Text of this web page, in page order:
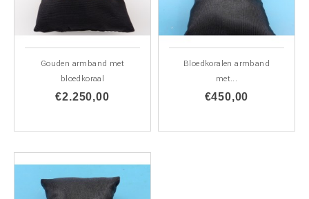
Gouden armband met
bloedkoraal
€2.250,00
Bloedkoralen armband
met...
€450,00